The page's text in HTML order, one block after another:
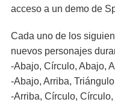
acceso a un demo de
Cada uno de los
nuevos personajes
-Abajo, Círculo, Abajo,
-Abajo, Arriba,
-Arriba, Círculo,